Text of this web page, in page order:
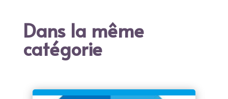
Dans la même
catégorie